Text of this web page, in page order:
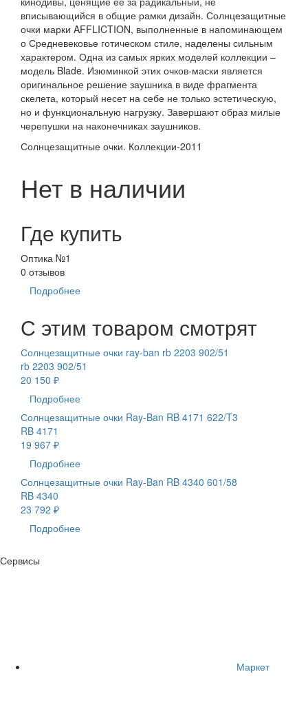
вписывающийся в общие рамки дизайн. Солнцезащитные
очки марки AFFLICTION, выполненные в напоминающем
о Средневековье готическом стиле, наделены сильным
характером. Одна из самых ярких моделей коллекции –
модель Blade. Изюминкой этих очков-маски является
оригинальное решение заушника в виде фрагмента
скелета, который несет на себе не только эстетическую,
но и функциональную нагрузку. Завершают образ милые
черепушки на наконечниках заушников.
Солнцезащитные очки. Коллекции-2011
Нет в наличии
Где купить
Оптика №1
0 отзывов
Подробнее
С этим товаром смотрят
Солнцезащитные очки ray-ban rb 2203 902/51
rb 2203 902/51
20 150 ₽
Подробнее
Солнцезащитные очки Ray-Ban RB 4171 622/T3
RB 4171
19 967 ₽
Подробнее
Солнцезащитные очки Ray-Ban RB 4340 601/58
RB 4340
23 792 ₽
Подробнее
Сервисы
Маркет